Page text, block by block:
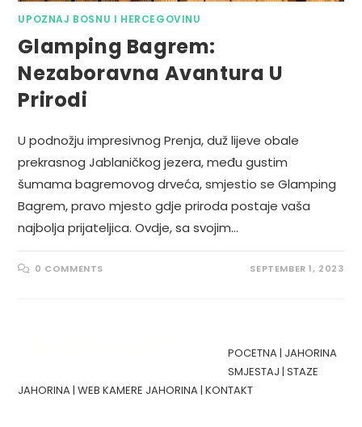
UPOZNAJ BOSNU I HERCEGOVINU
Glamping Bagrem:
Nezaboravna Avantura U
Prirodi
U podnožju impresivnog Prenja, duž lijeve obale
prekrasnog Jablaničkog jezera, među gustim
šumama bagremovog drveća, smjestio se Glamping
Bagrem, pravo mjesto gdje priroda postaje vaša
najbolja prijateljica. Ovdje, sa svojim…
0 COMMENTS SEPTEMBER 1, 2023
POCETNA| JAHORINA
SMJESTAJ |STAZE
JAHORINA|WEB KAMERE JAHORINA|KONTAKT